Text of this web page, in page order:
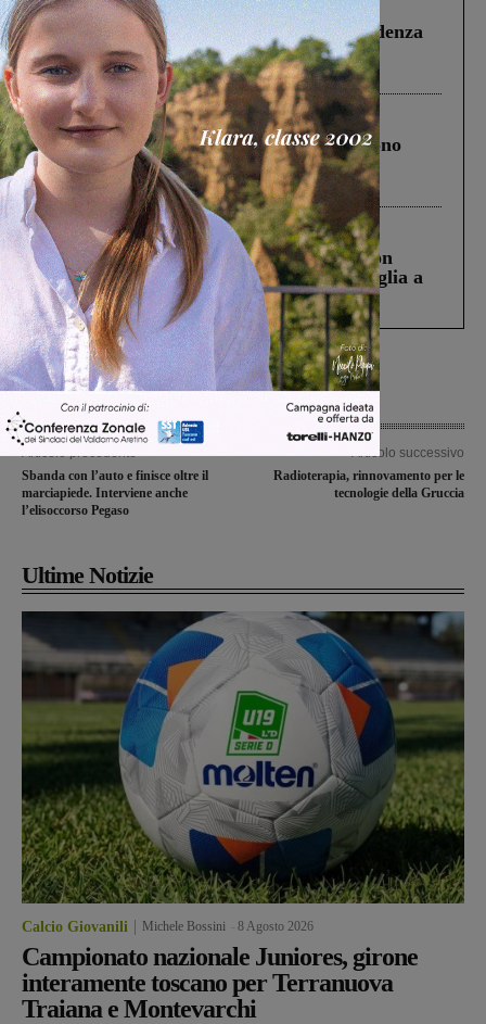
Figline Incisa Valdarno 1 Agosto 2026
Piscina di Figline finanziata oltre la scadenza
Pnrr, il gruppo di Fratelli d’Italia: “Un
ringraziamento al Governo”
Cronaca 4 Agosto 2026
Un anno fa la strage in A1 in cui morirono
Gianni, Giulia e Franco. Lo schianto, il
processo, lo stop ai sorpassi fra tir....
Cronaca 3 Agosto 2026
Scomparso da una struttura di Castiglion
Fiorentino l’uomo che aveva ucciso la figlia a
Levane nel 2020
Sbanda con l’auto e finisce oltre il
marciapiede. Interviene anche
l’elisoccorso Pegaso
Articolo successivo
Radioterapia, rinnovamento per le
tecnologie della Gruccia
Ultime Notizie
Calcio Giovanili Michele Bossini 8 Agosto 2026
Campionato nazionale Juniores, girone
interamente toscano per Terranuova
Traiana e Montevarchi